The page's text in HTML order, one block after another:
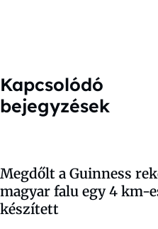
Kapcsolódó
bejegyzések
Megdőlt a Guinness
magyar falu egy 4 km-
készített